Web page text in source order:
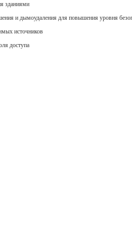
зданиями
и дымоудаления для повышения уровня
источников
доступа